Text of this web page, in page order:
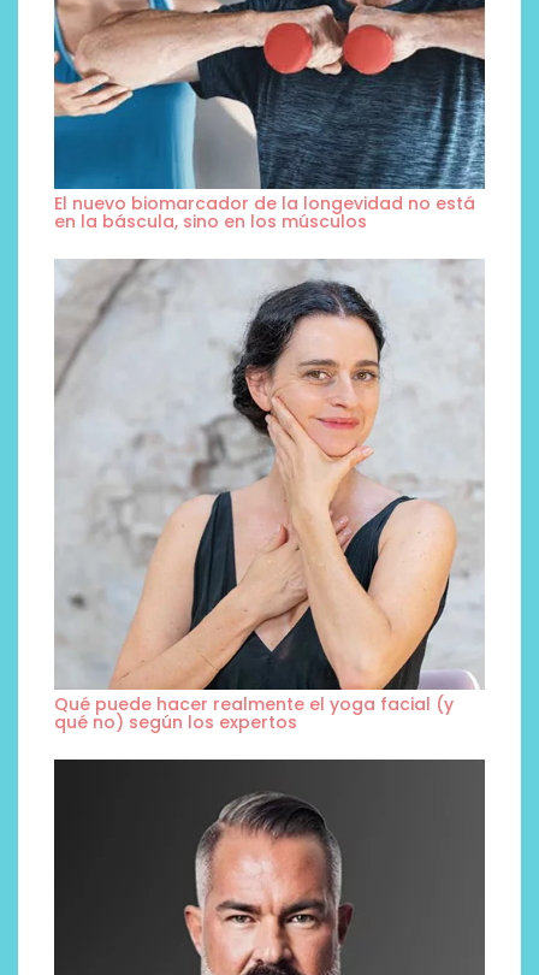
El nuevo biomarcador de la longevidad no está
en la báscula, sino en los músculos
Qué puede hacer realmente el yoga facial (y
qué no) según los expertos